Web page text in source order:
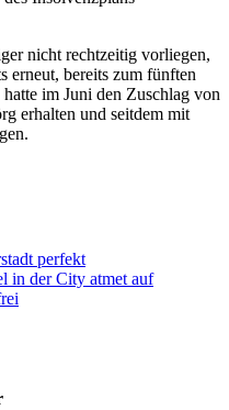
nicht rechtzeitig vorliegen,
erneut, bereits zum fünften
im Juni den Zuschlag von
erhalten und seitdem mit
perfekt
in der City atmet auf